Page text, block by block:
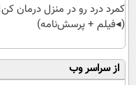
کمرد درد رو در منزل درمان
(◂فیلم + پرسش‌نامه)
از سراسر وب